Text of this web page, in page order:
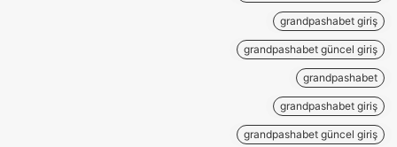
grandpashabet giriş
grandpashabet güncel giriş
grandpashabet
grandpashabet giriş
grandpashabet güncel giriş